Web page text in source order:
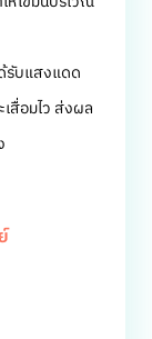
รับแสงแดด
สื่อมไว ส่งผล